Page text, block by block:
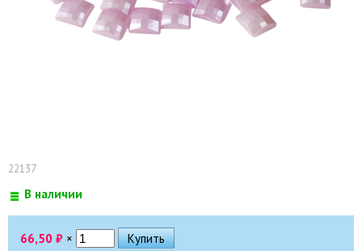
22137
В наличии
66,50 ₽ ×